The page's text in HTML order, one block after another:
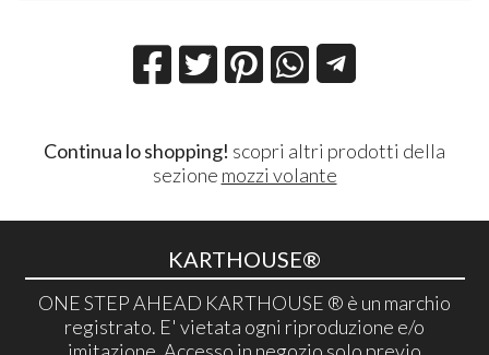
Continua lo shopping! scopri altri prodotti della
sezione mozzi volante
KARTHOUSE®
ONE STEP AHEAD KARTHOUSE ® è un marchio
registrato. E' vietata ogni riproduzione e/o